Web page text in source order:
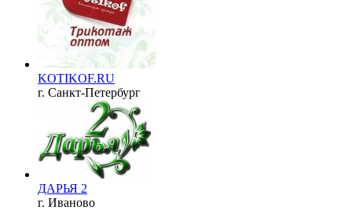
KOTIKOF.RU
г. Санкт-Петербург
ДАРЬЯ 2
г. Иваново